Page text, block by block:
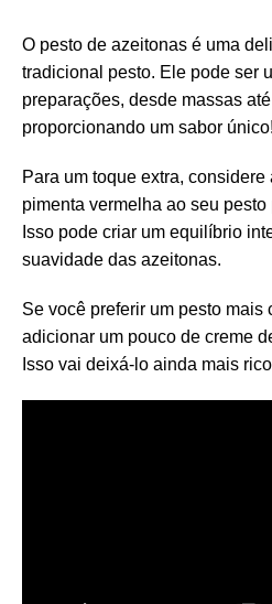
O pesto de azeitonas é uma
tradicional pesto. Ele pode ser
preparações, desde massas
proporcionando um sabor único!
Para um toque extra,
pimenta vermelha ao seu
Isso pode criar um equilíbrio
suavidade das azeitonas.
Se você preferir um pesto mais
adicionar um pouco de creme
Isso vai deixá-lo ainda mais